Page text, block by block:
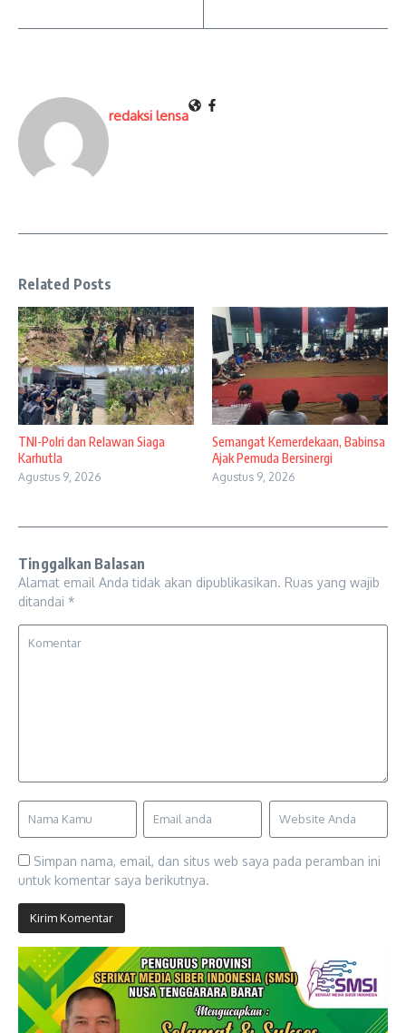
redaksi lensa
Related Posts
TNI-Polri dan Relawan Siaga
Karhutla
Agustus 9, 2026
Semangat Kemerdekaan, Babinsa
Ajak Pemuda Bersinergi
Agustus 9, 2026
Tinggalkan Balasan
Alamat email Anda tidak akan dipublikasikan. Ruas yang wajib
ditandai *
Simpan nama, email, dan situs web saya pada peramban ini
untuk komentar saya berikutnya.